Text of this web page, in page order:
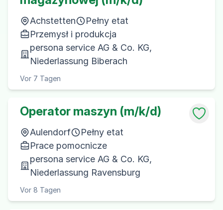
Achstetten
Pełny etat
Przemysł i produkcja
persona service AG & Co. KG,
Niederlassung Biberach
Vor 7 Tagen
Operator maszyn (m/k/d)
Aulendorf
Pełny etat
Prace pomocnicze
persona service AG & Co. KG,
Niederlassung Ravensburg
Vor 8 Tagen